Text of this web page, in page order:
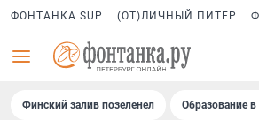
ФОНТАНКА SUP (ОТ)ЛИЧНЫЙ ПИТЕР
Финский залив позеленел Образование в